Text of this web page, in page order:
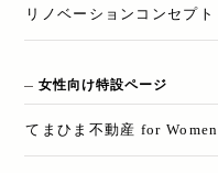
リノベーションコンセプト
女性向け特設ページ
てまひま不動産 for Women